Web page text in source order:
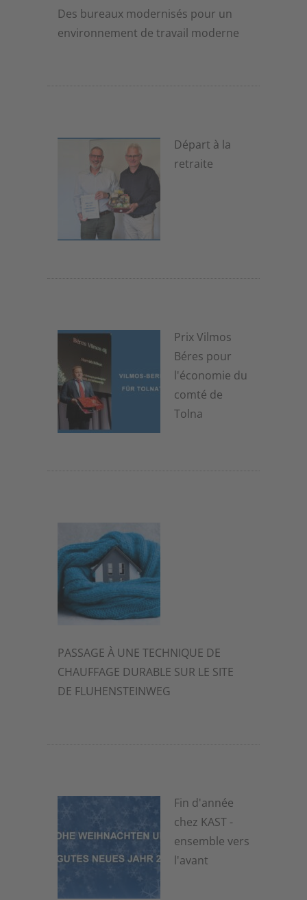
Des bureaux modernisés pour un
environnement de travail moderne
Départ à la
retraite
Prix Vilmos
Béres pour
l'économie du
comté de
Tolna
PASSAGE À UNE TECHNIQUE DE
CHAUFFAGE DURABLE SUR LE SITE
DE FLUHENSTEINWEG
Fin d'année
chez KAST -
ensemble vers
l'avant